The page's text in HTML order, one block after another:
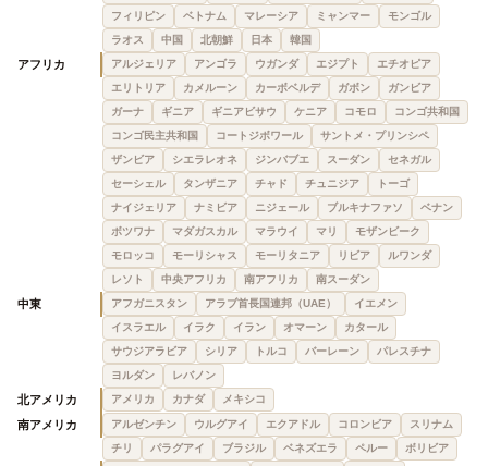
フィリピン
ベトナム マレーシア ミャンマー
モンゴル
ラオス
中国 北朝鮮 日本 韓国
アフリカ アルジェリア アンゴラ ウガンダ エジプト
エチオピア
エリトリア
カメルーン カーボベルデ ガボン
ガンビア
ガーナ
ギニア ギニアビサウ ケニア コモロ
コンゴ共和国
コンゴ民主共和国
コートジボワール
サントメ・プリンシペ
ザンビア
シエラレオネ ジンバブエ スーダン
セネガル
セーシェル
タンザニア チャド チュニジア
トーゴ
ナイジェリア
ナミビア ニジェール ブルキナファソ
ベナン
ボツワナ
マダガスカル マラウイ マリ
モザンビーク
モロッコ
モーリシャス モーリタニア リビア
ルワンダ
レソト
中央アフリカ 南アフリカ 南スーダン
中東 アフガニスタン アラブ首長国連邦（UAE）
イエメン
イスラエル
イラク イラン オマーン
カタール
サウジアラビア
シリア トルコ バーレーン
パレスチナ
ヨルダン
レバノン
北アメリカ アメリカ カナダ メキシコ
南アメリカ アルゼンチン ウルグアイ エクアドル コロンビア
スリナム
チリ
パラグアイ ブラジル ベネズエラ ペルー ボリビア